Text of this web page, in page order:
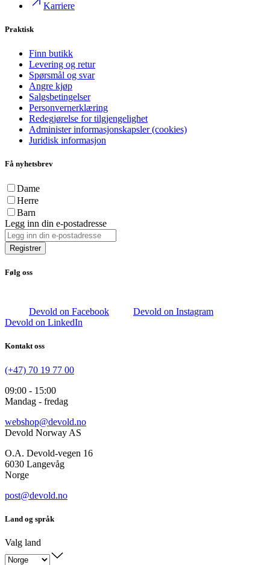
Karriere
Praktisk
Finn butikk
Levering og retur
Spørsmål og svar
Angre kjøp
Salgsbetingelser
Personvernerklæring
Redegjørelse for tilgjengelighet
Administer informasjonskapsler (cookies)
Juridisk informasjon
Få nyhetsbrev
Dame
Herre
Barn
Legg inn din e-postadresse
Registrer
Følg oss
Devold on Facebook
Devold on Instagram
Devold on LinkedIn
Kontakt oss
(+47) 70 19 77 00
09:00 - 15:00
Mandag - fredag
webshop@devold.no
Devold Norway AS
O.A. Devold-vegen 16
6030 Langevåg
Norge
post@devold.no
Land og språk
Valg land